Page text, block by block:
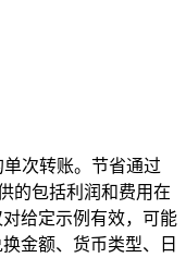
次转账。节省通过
的包括利润和费用在
给定示例有效，可能
金额、货币类型、日